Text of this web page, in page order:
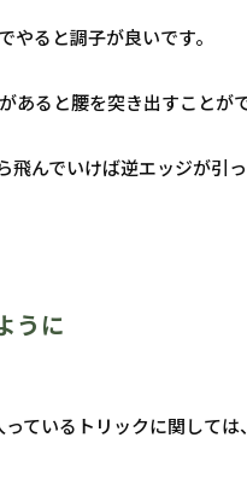
やると調子が良いです。
あると腰を突き出すことが
飛んでいけば逆エッジが引
うに
ているトリックに関して